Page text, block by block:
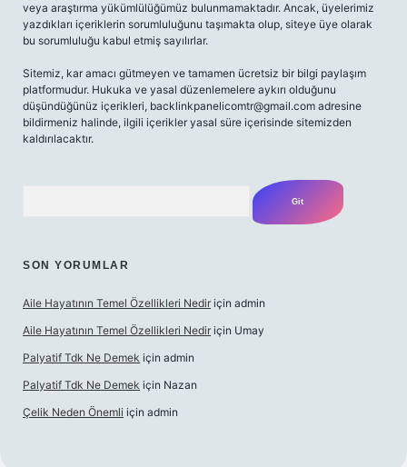
veya araştırma yükümlülüğümüz bulunmamaktadır. Ancak, üyelerimiz
yazdıkları içeriklerin sorumluluğunu taşımakta olup, siteye üye olarak
bu sorumluluğu kabul etmiş sayılırlar.
Sitemiz, kar amacı gütmeyen ve tamamen ücretsiz bir bilgi paylaşım
platformudur. Hukuka ve yasal düzenlemelere aykırı olduğunu
düşündüğünüz içerikleri, backlinkpanelicomtr@gmail.com adresine
bildirmeniz halinde, ilgili içerikler yasal süre içerisinde sitemizden
kaldırılacaktır.
SON YORUMLAR
Aile Hayatının Temel Özellikleri Nedir için admin
Aile Hayatının Temel Özellikleri Nedir için Umay
Palyatif Tdk Ne Demek için admin
Palyatif Tdk Ne Demek için Nazan
Çelik Neden Önemli için admin